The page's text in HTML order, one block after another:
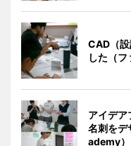
CAD（
した（フ
アイデア
名刺を
ademy）